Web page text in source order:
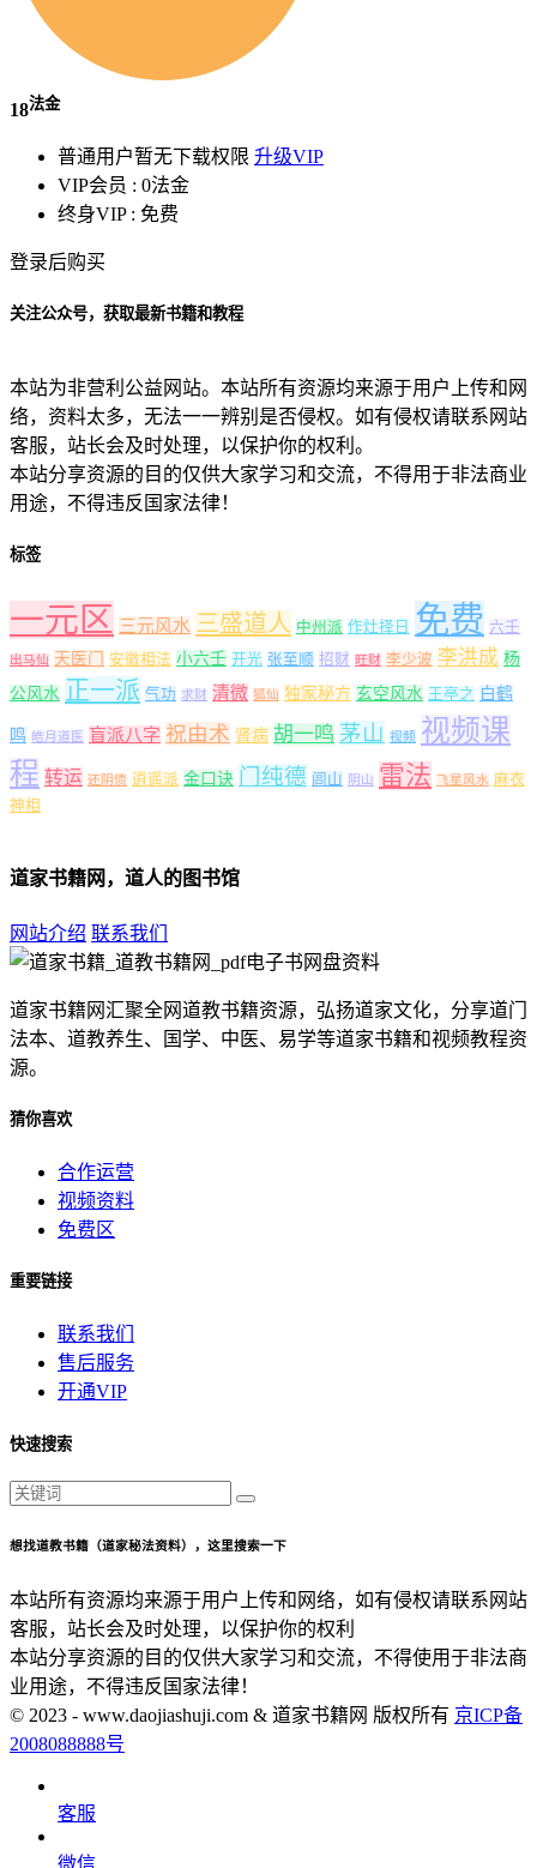
18法金
普通用户暂无下载权限 升级VIP
VIP会员 : 0法金
终身VIP : 免费
登录后购买
关注公众号，获取最新书籍和教程
本站为非营利公益网站。本站所有资源均来源于用户上传和网
络，资料太多，无法一一辨别是否侵权。如有侵权请联系网站
客服，站长会及时处理，以保护你的权利。
本站分享资源的目的仅供大家学习和交流，不得用于非法商业
用途，不得违反国家法律！
标签
一元区 三元风水 三盛道人 中州派 作灶择日 免费 六壬
出马仙 天医门 安徽相法 小六壬 开光 张至顺 招财 旺财 李少波 李洪成 杨
公风水 正一派 气功 求财 清微 狐仙 独家秘方 玄空风水 王亭之 白鹤
鸣 皓月道医 盲派八字 祝由术 肾病 胡一鸣 茅山 视频 视频课
程 转运 还阴债 逍遥派 金口诀 门纯德 闾山 阴山 雷法 飞星风水 麻衣
神相
道家书籍网，道人的图书馆
网站介绍 联系我们
道家书籍网汇聚全网道教书籍资源，弘扬道家文化，分享道门
法本、道教养生、国学、中医、易学等道家书籍和视频教程资
源。
猜你喜欢
合作运营
视频资料
免费区
重要链接
联系我们
售后服务
开通VIP
快速搜索
想找道教书籍（道家秘法资料），这里搜索一下
本站所有资源均来源于用户上传和网络，如有侵权请联系网站
客服，站长会及时处理，以保护你的权利
本站分享资源的目的仅供大家学习和交流，不得使用于非法商
业用途，不得违反国家法律！
© 2023 - www.daojiashuji.com & 道家书籍网 版权所有 京ICP备
2008088888号
客服
微信